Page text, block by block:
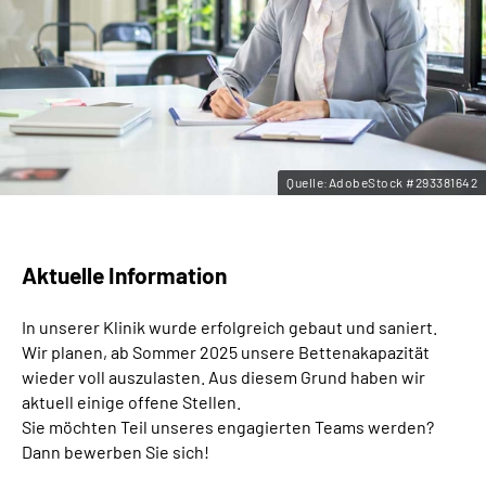
Leichte Sprache
Gebärdensprache
Quelle:AdobeStock #293381642
Aktuelle Information
In unserer Klinik wurde erfolgreich gebaut und saniert.
Wir planen, ab Sommer 2025 unsere Bettenakapazität
wieder voll auszulasten. Aus diesem Grund haben wir
aktuell einige offene Stellen.
Sie möchten Teil unseres engagierten Teams werden?
Dann bewerben Sie sich!